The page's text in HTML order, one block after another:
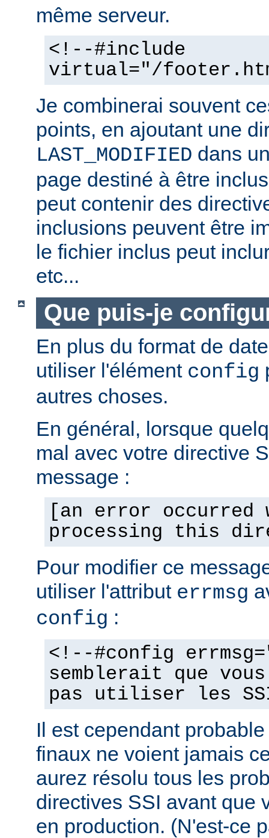
même serveur.
<!--#include
virtual="/
Je combinerai souvent
points, en ajoutant une
LAST_MODIFIED dans
page destiné à être
peut contenir des
inclusions peuvent être
le fichier inclus peut
etc...
Que puis-je
En plus du format de
utiliser l'élément config
autres choses.
En général, lorsque
mal avec votre directive
message :
[an error occurred
processing this
Pour modifier ce
utiliser l'attribut errmsg
config :
<!--#config
semblerait que
pas utiliser les
Il est cependant
finaux ne voient jamais
aurez résolu tous les
directives SSI avant que
en production. (N'est-ce